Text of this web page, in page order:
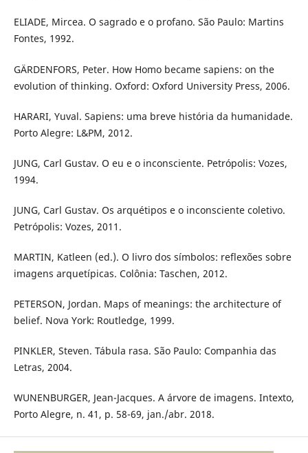
ELIADE, Mircea. O sagrado e o profano. São Paulo: Martins
Fontes, 1992.
GÄRDENFORS, Peter. How Homo became sapiens: on the
evolution of thinking. Oxford: Oxford University Press, 2006.
HARARI, Yuval. Sapiens: uma breve história da humanidade.
Porto Alegre: L&PM, 2012.
JUNG, Carl Gustav. O eu e o inconsciente. Petrópolis: Vozes,
1994.
JUNG, Carl Gustav. Os arquétipos e o inconsciente coletivo.
Petrópolis: Vozes, 2011.
MARTIN, Katleen (ed.). O livro dos símbolos: reflexões sobre
imagens arquetípicas. Colônia: Taschen, 2012.
PETERSON, Jordan. Maps of meanings: the architecture of
belief. Nova York: Routledge, 1999.
PINKLER, Steven. Tábula rasa. São Paulo: Companhia das
Letras, 2004.
WUNENBURGER, Jean-Jacques. A árvore de imagens. Intexto,
Porto Alegre, n. 41, p. 58-69, jan./abr. 2018.